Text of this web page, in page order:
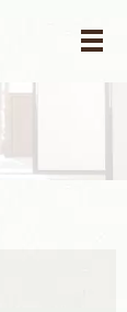
メ